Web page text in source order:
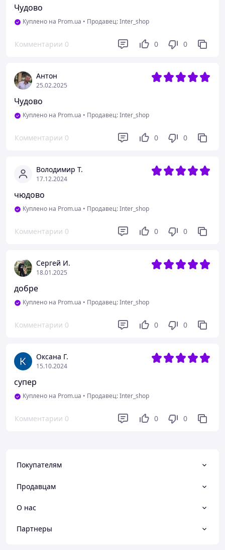
Чудово
Куплено на Prom.ua • Продавец: Inter_shop
Комментарии 0 0 0
Антон
25.02.2025
Чудово
Куплено на Prom.ua • Продавец: Inter_shop
Комментарии 0 0 0
Володимир Т.
17.12.2024
чюдово
Куплено на Prom.ua • Продавец: Inter_shop
Комментарии 0 0 0
Сергей И.
18.01.2025
добре
Куплено на Prom.ua • Продавец: Inter_shop
Комментарии 0 0 0
Оксана Г.
15.10.2024
супер
Куплено на Prom.ua • Продавец: Inter_shop
Комментарии 0 0 0
Покупателям
Продавцам
О нас
Партнеры